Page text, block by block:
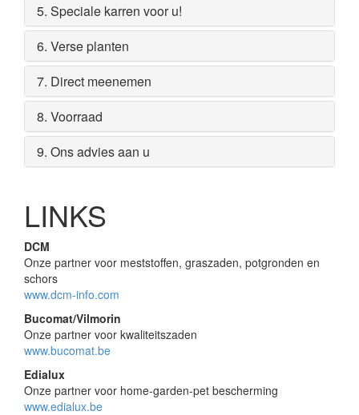
5. Speciale karren voor u!
6. Verse planten
7. Direct meenemen
8. Voorraad
9. Ons advies aan u
LINKS
DCM
Onze partner voor meststoffen, graszaden, potgronden en
schors
www.dcm-info.com
Bucomat/Vilmorin
Onze partner voor kwaliteitszaden
www.bucomat.be
Edialux
Onze partner voor home-garden-pet bescherming
www.edialux.be